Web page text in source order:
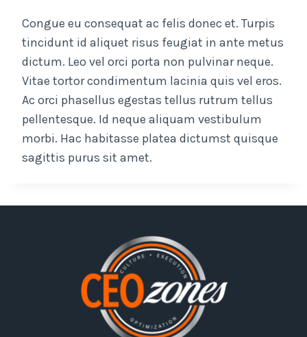
Congue eu consequat ac felis donec et. Turpis
tincidunt id aliquet risus feugiat in ante metus
dictum. Leo vel orci porta non pulvinar neque.
Vitae tortor condimentum lacinia quis vel eros.
Ac orci phasellus egestas tellus rutrum tellus
pellentesque. Id neque aliquam vestibulum
morbi. Hac habitasse platea dictumst quisque
sagittis purus sit amet.